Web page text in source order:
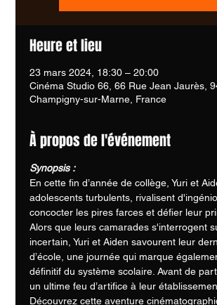
Heure et lieu
23 mars 2024, 18:30 – 20:00
Cinéma Studio 66, 66 Rue Jean Jaurès,
Champigny-sur-Marne, France
À propos de l'événement
Synopsis :
En cette fin d’année de collège, Yuri et
adolescents turbulents, rivalisent
concocter les pires farces et défier leur
Alors que leurs camarades s'interrogent
incertain, Yuri et Aiden savourent leur
d’école, une journée qui marque
définitif du système scolaire. Avant de
un ultime feu d’artifice à leur
Découvrez cette aventure